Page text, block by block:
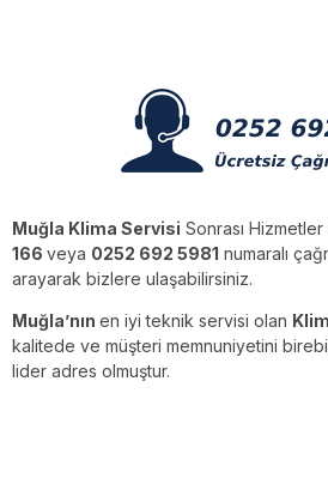
Muğla Klima Servisi Sonrası Hizmetler
166 veya 0252 692 5981 numaralı
arayarak bizlere ulaşabilirsiniz.
Muğla’nın en iyi teknik servisi olan
kalitede ve müşteri memnuniyetini
lider adres olmuştur.